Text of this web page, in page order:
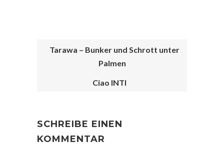
NAVIGATION
Tarawa – Bunker und Schrott unter
Palmen
Ciao INTI
SCHREIBE EINEN
KOMMENTAR